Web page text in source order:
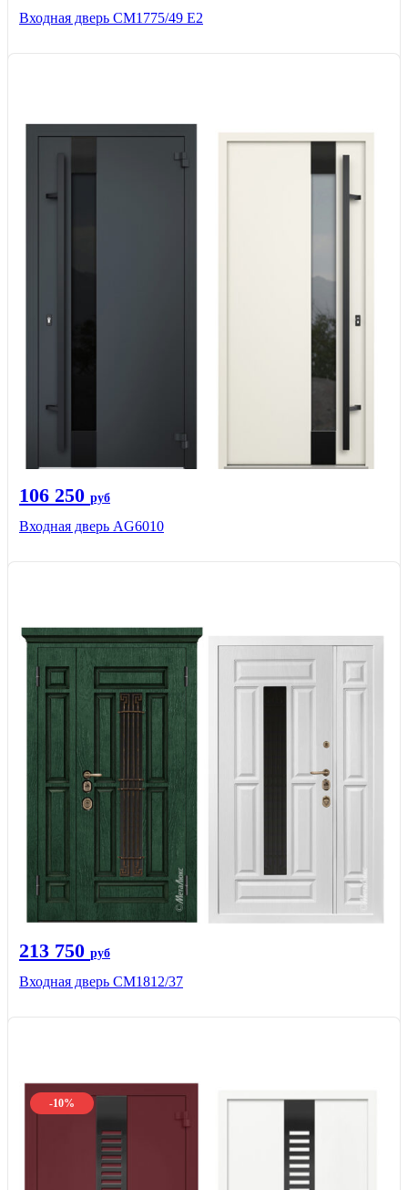
Входная дверь СМ1775/49 Е2
106 250 руб
Входная дверь AG6010
213 750 руб
Входная дверь СМ1812/37
-10%